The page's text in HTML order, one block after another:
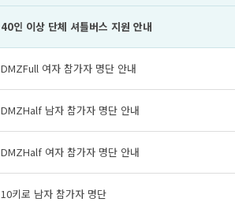
40인 이상 단체 셔틀버스 지원 안내
DMZFull 여자 참가자 명단 안내
DMZHalf 남자 참가자 명단 안내
DMZHalf 여자 참가자 명단 안내
10키로 남자 참가자 명단